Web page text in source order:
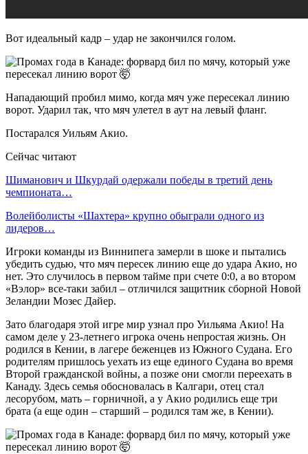
Вот идеальный кадр – удар не закончился голом.
Нападающий пробил мимо, когда мяч уже пересекал линию
ворот. Ударил так, что мяч улетел в аут на левый фланг.
Постарался Уильям Акио.
Сейчас читают
Шиманович и Шкурдай одержали победы в третий день
чемпионата…
Волейболисты «Шахтера» крупно обыграли одного из
лидеров…
Игроки команды из Виннипега замерли в шоке и пытались
убедить судью, что мяч пересек линию еще до удара Акио, но
нет. Это случилось в первом тайме при счете 0:0, а во втором
«Вэлор» все-таки забил – отличился защитник сборной Новой
Зеландии Мозес Дайер.
Зато благодаря этой игре мир узнал про Уильяма Акио! На
самом деле у 23-летнего игрока очень непростая жизнь. Он
родился в Кении, в лагере беженцев из Южного Судана. Его
родителям пришлось уехать из еще единого Судана во время
Второй гражданской войны, а позже они смогли переехать в
Канаду. Здесь семья обосновалась в Калгари, отец стал
лесорубом, мать – горничной, а у Акио родились еще три
брата (а еще один – старший – родился там же, в Кении).